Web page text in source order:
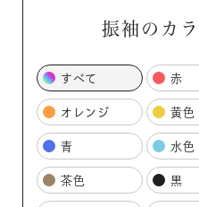
振袖のカ
すべて 赤
オレンジ 黄色
青 水色
茶色 黒